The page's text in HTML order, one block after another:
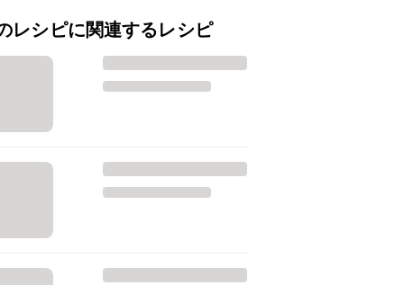
レシピに関連するレシピ